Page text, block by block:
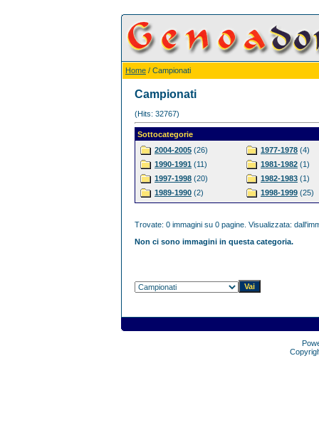
Home / Campionati
Campionati
(Hits: 32767)
Sottocategorie
2004-2005 (26)
1990-1991 (11)
1997-1998 (20)
1989-1990 (2)
1977-1978 (4)
1981-1982 (1)
1982-1983 (1)
1998-1999 (25)
Trovate: 0 immagini su 0 pagine. Visualizzata:
Non ci sono immagini in questa categoria.